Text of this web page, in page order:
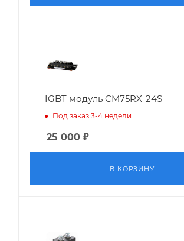
IGBT модуль CM75RX-24S
Под заказ 3-4 недели
25 000 ₽
В КОРЗИНУ